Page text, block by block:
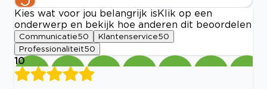
Kies wat voor jou belangrijk is Klik op een
onderwerp en bekijk hoe anderen dit beoordelen
Communicatie50 Klantenservice50
Professionaliteit50
10